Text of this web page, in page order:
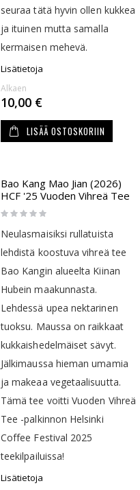
seuraa tätä hyvin ollen kukkea
ja ituinen mutta samalla
kermaisen mehevä.
Lisätietoja
Alkaen
10,00 €
LISÄÄ OSTOSKORIIN
Bao Kang Mao Jian (2026)
HCF '25 Vuoden Vihreä Tee
Rating:
0%
Neulasmaisiksi rullatuista
lehdistä koostuva vihreä tee
Bao Kangin alueelta Kiinan
Hubein maakunnasta.
Lehdessä upea nektarinen
tuoksu. Maussa on raikkaat
kukkaishedelmäiset sävyt.
Jälkimaussa hieman umamia
ja makeaa vegetaalisuutta.
Tämä tee voitti Vuoden Vihreä
Tee -palkinnon Helsinki
Coffee Festival 2025
teekilpailuissa!
Lisätietoja